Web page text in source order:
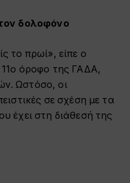
δολοφόνο
το πρωί», είπε ο
όροφο της ΓΑΔΑ,
Ωστόσο, οι
σε σχέση με τα
έχει στη διάθεσή της